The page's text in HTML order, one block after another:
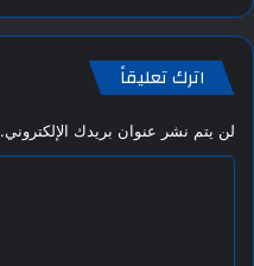
اترك تعليقاً
لن يتم نشر عنوان بريدك الإلكتروني.